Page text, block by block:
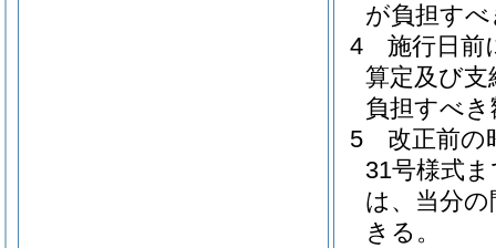
が負担す
4
施行日前
算定及び
負担すべ
5
改正前の
31号様式
は、当分
きる。